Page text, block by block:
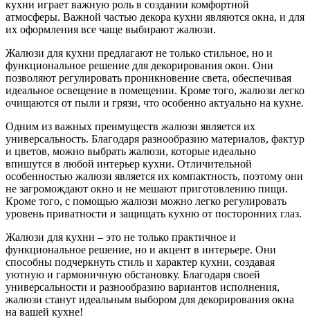
кухни играет важную роль в создании комфортной
атмосферы. Важной частью декора кухни являются окна, и для
их оформления все чаще выбирают жалюзи.
Жалюзи для кухни предлагают не только стильное, но и
функциональное решение для декорирования окон. Они
позволяют регулировать проникновение света, обеспечивая
идеальное освещение в помещении. Кроме того, жалюзи легко
очищаются от пыли и грязи, что особенно актуально на кухне.
Одним из важных преимуществ жалюзи является их
универсальность. Благодаря разнообразию материалов, фактур
и цветов, можно выбрать жалюзи, которые идеально
впишутся в любой интерьер кухни. Отличительной
особенностью жалюзи является их компактность, поэтому они
не загромождают окно и не мешают приготовлению пищи.
Кроме того, с помощью жалюзи можно легко регулировать
уровень приватности и защищать кухню от посторонних глаз.
Жалюзи для кухни – это не только практичное и
функциональное решение, но и акцент в интерьере. Они
способны подчеркнуть стиль и характер кухни, создавая
уютную и гармоничную обстановку. Благодаря своей
универсальности и разнообразию вариантов исполнения,
жалюзи станут идеальным выбором для декорирования окна
на вашей кухне!